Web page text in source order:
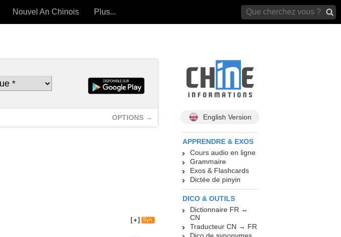
Nouvel An Chinois Plus...
OPTIONS → English Version
APPRENDRE & EXOS
Cours audio en ligne
Grammaire
Exos & Flashcards
Dictée de pinyin
DICO & OUTILS
Dictionnaire FR ↔
CN
Traducteur CN → FR